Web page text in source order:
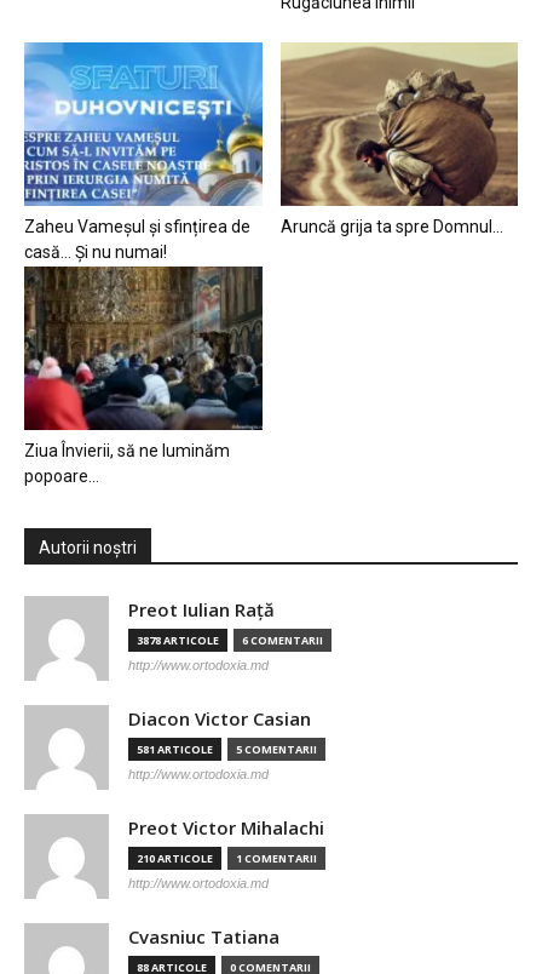
Zaheu Vameșul și sfințirea de
casă… Și nu numai!
Aruncă grija ta spre Domnul…
Ziua Învierii, să ne luminăm
popoare…
Autorii noștri
Preot Iulian Raţă
3878 ARTICOLE 6 COMENTARII
http://www.ortodoxia.md
Diacon Victor Casian
581 ARTICOLE 5 COMENTARII
http://www.ortodoxia.md
Preot Victor Mihalachi
210 ARTICOLE 1 COMENTARII
http://www.ortodoxia.md
Cvasniuc Tatiana
88 ARTICOLE 0 COMENTARII